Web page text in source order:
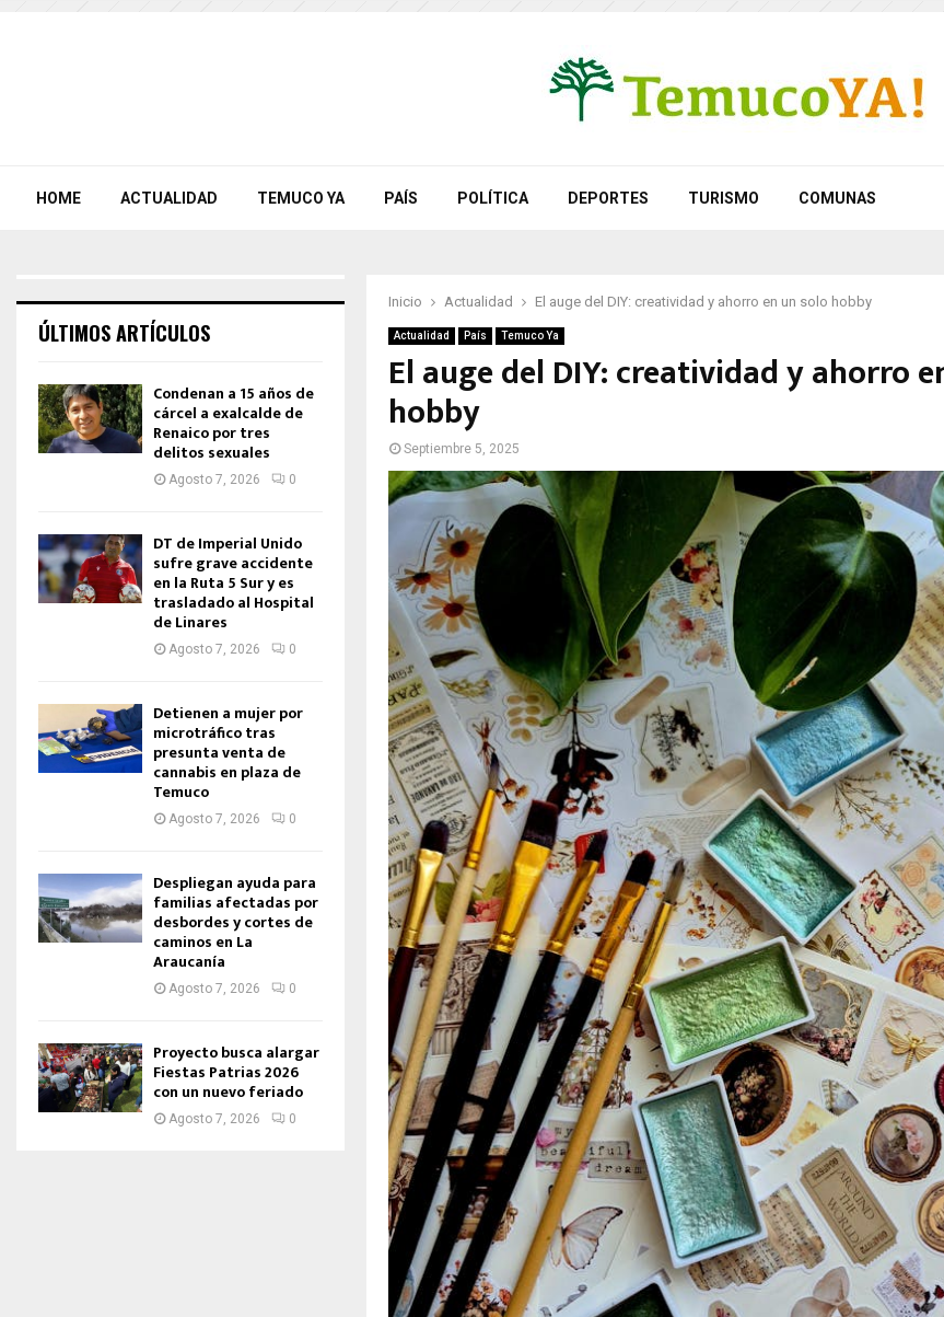
HOME ACTUALIDAD TEMUCO YA PAÍS POLÍTICA DEPORTES TURISMO COMUNAS
Inicio Actualidad El auge del DIY: creatividad y ahorro en un solo hobby
Actualidad País Temuco Ya
El auge del DIY: creatividad y ahorro
hobby
Septiembre 5, 2025
ÚLTIMOS ARTÍCULOS
Condenan a 15 años de
cárcel a exalcalde de
Renaico por tres
delitos sexuales
Agosto 7, 2026 0
DT de Imperial Unido
sufre grave accidente
en la Ruta 5 Sur y es
trasladado al Hospital
de Linares
Agosto 7, 2026 0
Detienen a mujer por
microtráfico tras
presunta venta de
cannabis en plaza de
Temuco
Agosto 7, 2026 0
Despliegan ayuda para
familias afectadas por
desbordes y cortes de
caminos en La
Araucanía
Agosto 7, 2026 0
Proyecto busca alargar
Fiestas Patrias 2026
con un nuevo feriado
Agosto 7, 2026 0